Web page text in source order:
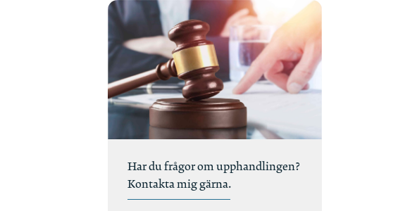
Har du frågor om upphandlingen?
Kontakta mig gärna.